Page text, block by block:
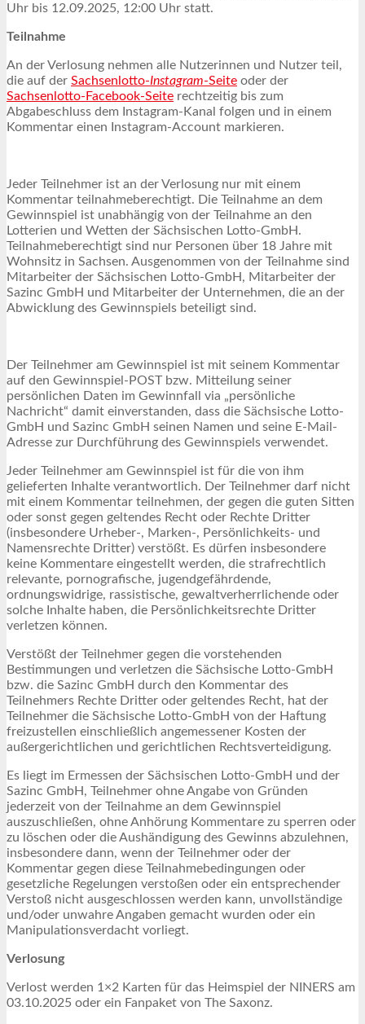
Uhr bis 12.09.2025, 12:00 Uhr statt.
Teilnahme
An der Verlosung nehmen alle Nutzerinnen und Nutzer teil,
die auf der Sachsenlotto-Instagram-Seite oder der
Sachsenlotto-Facebook-Seite rechtzeitig bis zum
Abgabeschluss dem Instagram-Kanal folgen und in einem
Kommentar einen Instagram-Account markieren.
Jeder Teilnehmer ist an der Verlosung nur mit einem
Kommentar teilnahmeberechtigt. Die Teilnahme an dem
Gewinnspiel ist unabhängig von der Teilnahme an den
Lotterien und Wetten der Sächsischen Lotto-GmbH.
Teilnahmeberechtigt sind nur Personen über 18 Jahre mit
Wohnsitz in Sachsen. Ausgenommen von der Teilnahme sind
Mitarbeiter der Sächsischen Lotto-GmbH, Mitarbeiter der
Sazinc GmbH und Mitarbeiter der Unternehmen, die an der
Abwicklung des Gewinnspiels beteiligt sind.
Der Teilnehmer am Gewinnspiel ist mit seinem Kommentar
auf den Gewinnspiel-POST bzw. Mitteilung seiner
persönlichen Daten im Gewinnfall via „persönliche
Nachricht“ damit einverstanden, dass die Sächsische Lotto-
GmbH und Sazinc GmbH seinen Namen und seine E-Mail-
Adresse zur Durchführung des Gewinnspiels verwendet.
Jeder Teilnehmer am Gewinnspiel ist für die von ihm
gelieferten Inhalte verantwortlich. Der Teilnehmer darf nicht
mit einem Kommentar teilnehmen, der gegen die guten Sitten
oder sonst gegen geltendes Recht oder Rechte Dritter
(insbesondere Urheber-, Marken-, Persönlichkeits- und
Namensrechte Dritter) verstößt. Es dürfen insbesondere
keine Kommentare eingestellt werden, die strafrechtlich
relevante, pornografische, jugendgefährdende,
ordnungswidrige, rassistische, gewaltverherrlichende oder
solche Inhalte haben, die Persönlichkeitsrechte Dritter
verletzen können.
Verstößt der Teilnehmer gegen die vorstehenden
Bestimmungen und verletzen die Sächsische Lotto-GmbH
bzw. die Sazinc GmbH durch den Kommentar des
Teilnehmers Rechte Dritter oder geltendes Recht, hat der
Teilnehmer die Sächsische Lotto-GmbH von der Haftung
freizustellen einschließlich angemessener Kosten der
außergerichtlichen und gerichtlichen Rechtsverteidigung.
Es liegt im Ermessen der Sächsischen Lotto-GmbH und der
Sazinc GmbH, Teilnehmer ohne Angabe von Gründen
jederzeit von der Teilnahme an dem Gewinnspiel
auszuschließen, ohne Anhörung Kommentare zu sperren oder
zu löschen oder die Aushändigung des Gewinns abzulehnen,
insbesondere dann, wenn der Teilnehmer oder der
Kommentar gegen diese Teilnahmebedingungen oder
gesetzliche Regelungen verstoßen oder ein entsprechender
Verstoß nicht ausgeschlossen werden kann, unvollständige
und/oder unwahre Angaben gemacht wurden oder ein
Manipulationsverdacht vorliegt.
Verlosung
Verlost werden 1×2 Karten für das Heimspiel der NINERS am
03.10.2025 oder ein Fanpaket von The Saxonz.